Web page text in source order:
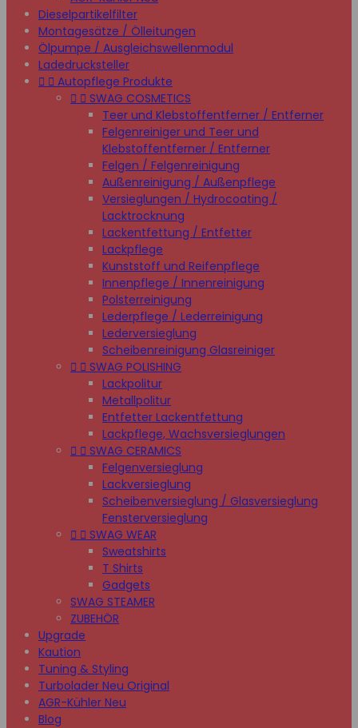
Dieselpartikelfilter
Montagesätze / Ölleitungen
Ölpumpe / Ausgleichswellenmodul
Ladedrucksteller
  Autopflege Produkte
  SWAG COSMETICS
Teer und Klebstoffentferner / Entferner
Felgenreiniger und Teer und
Klebstoffentferner / Entferner
Felgen / Felgenreinigung
Außenreinigung / Außenpflege
Versieglungen / Hydrocoating /
Lacktrocknung
Lackentfettung / Entfetter
Lackpflege
Kunststoff und Reifenpflege
Innenpflege / Innenreinigung
Polsterreinigung
Lederpflege / Lederreinigung
Lederversieglung
Scheibenreinigung Glasreiniger
  SWAG POLISHING
Lackpolitur
Metallpolitur
Entfetter Lackentfettung
Lackpflege, Wachsversieglungen
  SWAG CERAMICS
Felgenversieglung
Lackversieglung
Scheibenversieglung / Glasversieglung
Fensterversieglung
  SWAG WEAR
Sweatshirts
T Shirts
Gadgets
SWAG STEAMER
ZUBEHÖR
Upgrade
Kaution
Tuning & Styling
Turbolader Neu Original
AGR-Kühler Neu
Blog